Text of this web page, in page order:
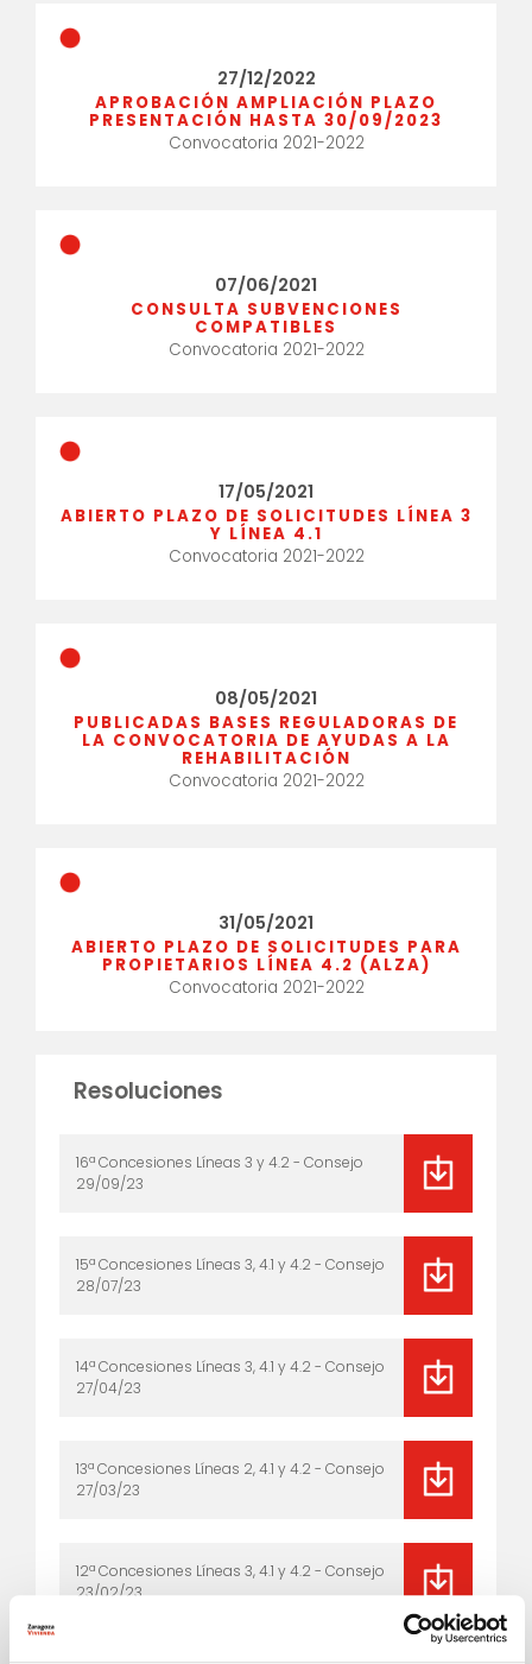
27/12/2022
APROBACIÓN AMPLIACIÓN PLAZO
PRESENTACIÓN HASTA 30/09/2023
Convocatoria 2021-2022
07/06/2021
CONSULTA SUBVENCIONES
COMPATIBLES
Convocatoria 2021-2022
17/05/2021
ABIERTO PLAZO DE SOLICITUDES LÍNEA 3
Y LÍNEA 4.1
Convocatoria 2021-2022
08/05/2021
PUBLICADAS BASES REGULADORAS DE
LA CONVOCATORIA DE AYUDAS A LA
REHABILITACIÓN
Convocatoria 2021-2022
31/05/2021
ABIERTO PLAZO DE SOLICITUDES PARA
PROPIETARIOS LÍNEA 4.2 (ALZA)
Convocatoria 2021-2022
Resoluciones
16ª Concesiones Líneas 3 y 4.2 - Consejo
29/09/23
15ª Concesiones Líneas 3, 4.1 y 4.2 - Consejo
28/07/23
14ª Concesiones Líneas 3, 4.1 y 4.2 - Consejo
27/04/23
13ª Concesiones Líneas 2, 4.1 y 4.2 - Consejo
27/03/23
12ª Concesiones Líneas 3, 4.1 y 4.2 - Consejo
23/02/23